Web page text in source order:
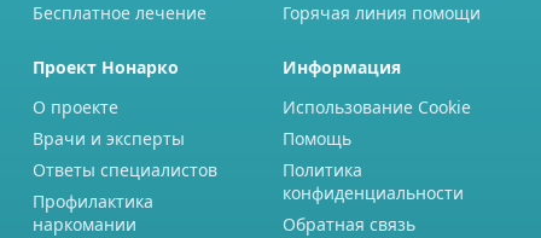
Бесплатное лечение
Горячая линия помощи
Проект Нонарко
О проекте
Врачи и эксперты
Ответы специалистов
Профилактика
наркомании
Информация
Использование Cookie
Помощь
Политика
конфиденциальности
Обратная связь